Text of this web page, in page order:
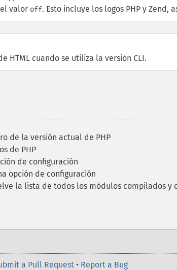
valor off. Esto incluye los logos PHP y Zend,
HTML cuando se utiliza la versión CLI.
de la versión actual de PHP
de PHP
de configuración
opción de configuración
la lista de todos los módulos compilados y
a Pull Request • Report a Bug